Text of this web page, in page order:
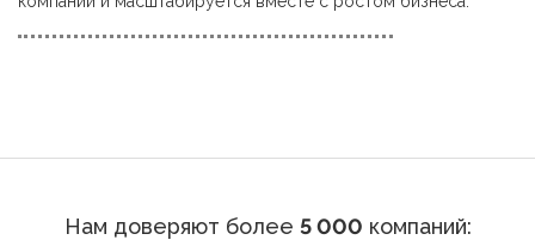
Нам доверяют более 5 000 компаний: